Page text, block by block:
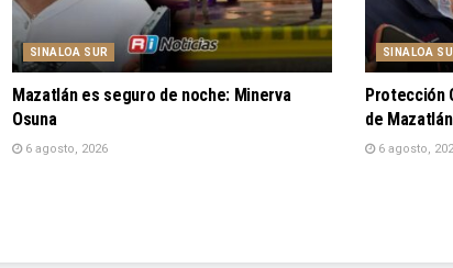
SINALOA SUR
Mazatlán es seguro de noche: Minerva
Osuna
6 agosto, 2026
SINALOA
Protección
de
6 agosto,